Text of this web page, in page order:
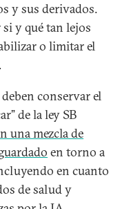
y sus derivados.
y qué tan lejos
o limitar el
conservar el
de la ley SB
una mezcla de
en torno a
en cuanto
de salud y